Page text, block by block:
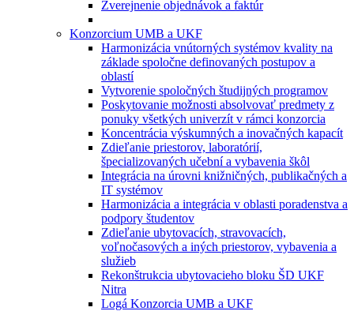
Zverejnenie objednávok a faktúr
Konzorcium UMB a UKF
Harmonizácia vnútorných systémov kvality na
základe spoločne definovaných postupov a
oblastí
Vytvorenie spoločných študijných programov
Poskytovanie možnosti absolvovať predmety z
ponuky všetkých univerzít v rámci konzorcia
Koncentrácia výskumných a inovačných kapacít
Zdieľanie priestorov, laboratórií,
špecializovaných učební a vybavenia škôl
Integrácia na úrovni knižničných, publikačných a
IT systémov
Harmonizácia a integrácia v oblasti poradenstva a
podpory študentov
Zdieľanie ubytovacích, stravovacích,
voľnočasových a iných priestorov, vybavenia a
služieb
Rekonštrukcia ubytovacieho bloku ŠD UKF
Nitra
Logá Konzorcia UMB a UKF